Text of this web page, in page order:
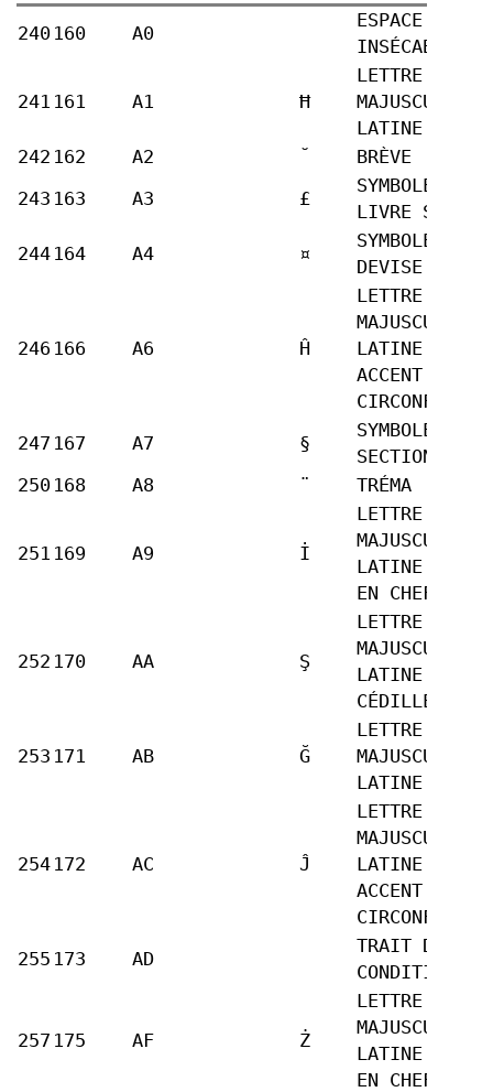
240 160 A0
ESPACE
INSÉCABLE
241 161 A1 Ħ
LETTRE
MAJUSCULE
LATINE H
242 162 A2 ˘
BRÈVE
243 163 A3 £
SYMBOLE DE
LIVRE
244 164 A4 ¤
SYMBOLE DE
DEVISE
246 166 A6 Ĥ
LETTRE
MAJUSCULE
LATINE H
ACCENT
CIRCONFLEXE
247 167 A7 §
SYMBOLE
SECTION
250 168 A8 ¨ TRÉMA
251 169 A9 İ
LETTRE
MAJUSCULE
LATINE I
EN CHEF
252 170 AA Ş
LETTRE
MAJUSCULE
LATINE S
CÉDILLE
253 171 AB Ğ
LETTRE
MAJUSCULE
LATINE G
254 172 AC Ĵ
LETTRE
MAJUSCULE
LATINE J
ACCENT
CIRCONFLEXE
255 173 AD
TRAIT
CONDITIONNEL
257 175 AF Ż
LETTRE
MAJUSCULE
LATINE Z
EN CHEF